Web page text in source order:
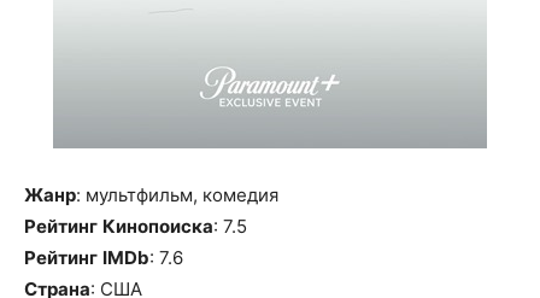
Жанр: мультфильм, комедия
Рейтинг Кинопоиска: 7.5
Рейтинг IMDb: 7.6
Страна: США